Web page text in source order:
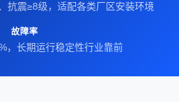
抗震≥8级，适配各类厂区安装环境
故障率
，长期运行稳定性行业靠前